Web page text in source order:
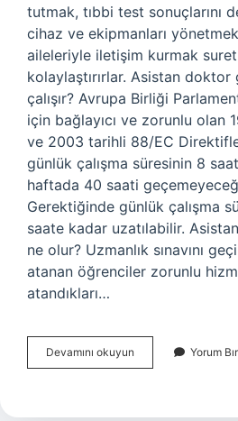
tutmak, tıbbi test sonuçlarını
cihaz ve ekipmanları
aileleriyle iletişim kurmak
kolaylaştırırlar. Asistan
çalışır? Avrupa Birliği
için bağlayıcı ve zorunlu olan
ve 2003 tarihli 88/EC
günlük çalışma süresinin 8
haftada 40 saati
Gerektiğinde günlük çalışma
saate kadar uzatılabilir.
ne olur? Uzmanlık sınavını
atanan öğrenciler zorunlu
atandıkları…
Devamını okuyun
Doktorlar
Yorum